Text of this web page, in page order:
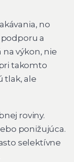
no
podporu a
na výkon, nie
takomto
tlak, ale
roviny.
ponižujúca.
selektívne